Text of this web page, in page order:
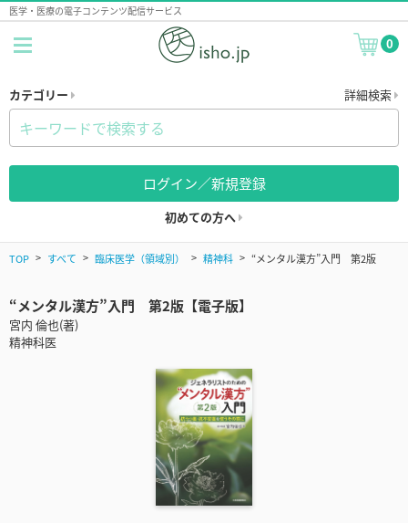
医学・医療の電子コンテンツ配信サービス
0
カテゴリー 詳細検索
ログイン／新規登録
初めての方へ
TOP すべて 臨床医学（領域別） 精神科 “メンタル漢方”入門 第2版
“メンタル漢方”入門 第2版【電子版】
宮内 倫也(著)
精神科医